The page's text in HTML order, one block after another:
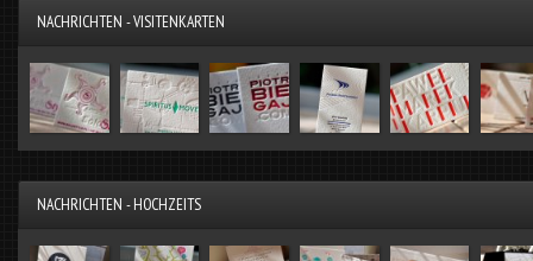
NACHRICHTEN - VISITENKARTEN
NACHRICHTEN - HOCHZEITS